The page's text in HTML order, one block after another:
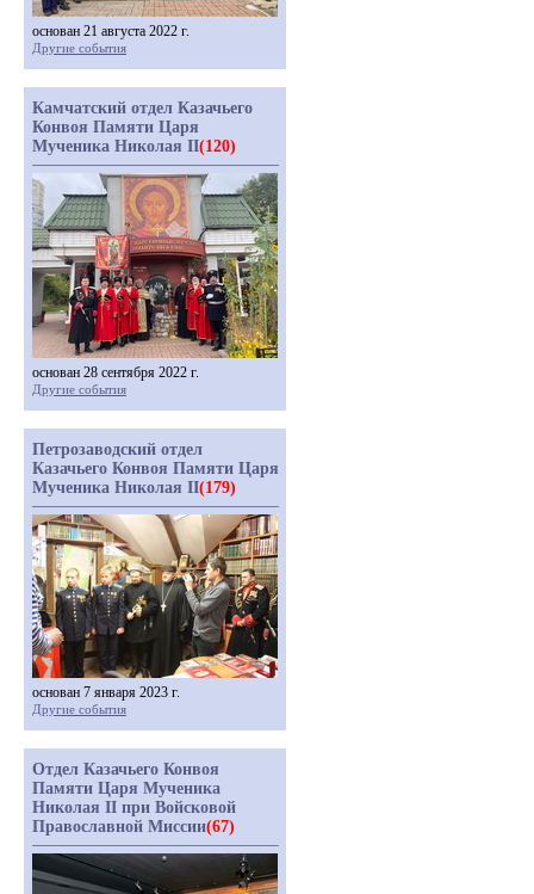
основан 21 августа 2022 г.
Другие события
Камчатский отдел Казачьего
Конвоя Памяти Царя
Мученика Николая II(120)
основан 28 сентября 2022 г.
Другие события
Петрозаводский отдел
Казачьего Конвоя Памяти Царя
Мученика Николая II(179)
основан 7 января 2023 г.
Другие события
Отдел Казачьего Конвоя
Памяти Царя Мученика
Николая II при Войсковой
Православной Миссии(67)